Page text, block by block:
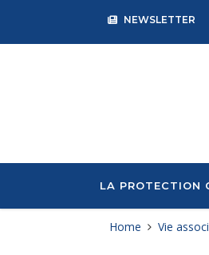
NEWSLETTER
LA PROTECTION
Home Vie